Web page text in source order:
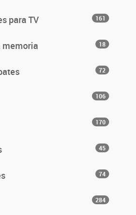
para TV 161
memoria 18
72
106
170
45
74
284